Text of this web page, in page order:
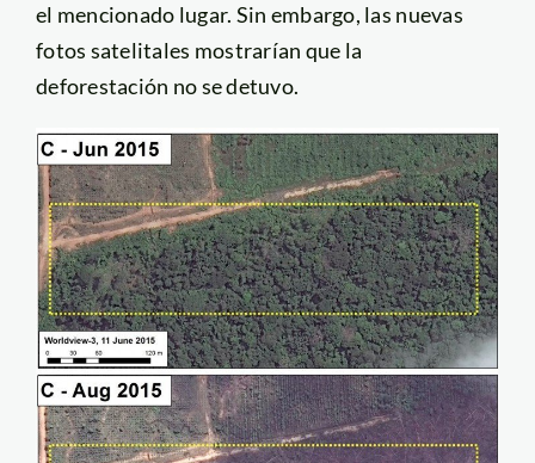
el mencionado lugar. Sin embargo, las nuevas
fotos satelitales mostrarían que la
deforestación no se detuvo.